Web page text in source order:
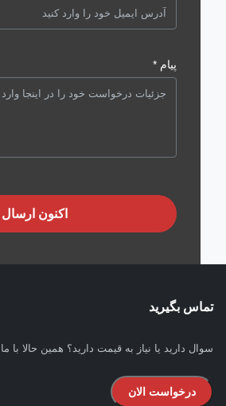
اکنون ارسال کنید
بگیرید
دارید یا نیاز به قیمت دارید؟ همین حالا با ما
درخواست الان